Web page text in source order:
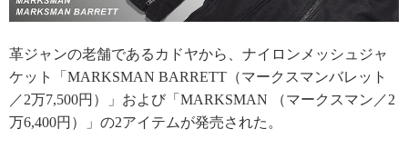
革ジャンの老舗であるカドヤから、ナイロンメッシュジャ
ケット「MARKSMAN BARRETT（マークスマンバレット
／2万7,500円）」および「MARKSMAN （マークスマン／2
万6,400円）」の2アイテムが発売された。